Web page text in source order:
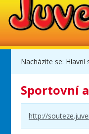
Nacházíte se: Hlavní
Sportovní
http://